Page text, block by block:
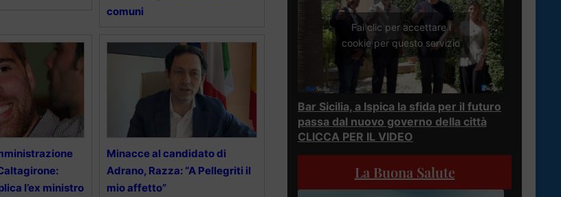
comuni
l’ex ministro
Minacce al candidato di
Adrano, Razza: “A Pellegriti il
mio affetto”
Fai clic per accettare i
cookie per questo servizio
Bar Sicilia, a Ispica la sfida per il futuro
passa dal nuovo governo della città
CLICCA PER IL VIDEO
La Buona Salute